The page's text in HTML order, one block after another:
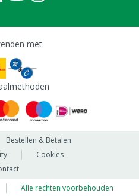
met
Bestellen & Betalen
Cookies
Alle rechten voorbehouden